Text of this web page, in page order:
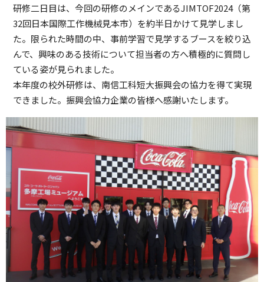
研修二日目は、今回の研修のメインであるJIMTOF2024（第
32回日本国際工作機械見本市）を約半日かけて見学しまし
た。限られた時間の中、事前学習で見学するブースを絞り込
んで、興味のある技術について担当者の方へ積極的に質問し
ている姿が見られました。
本年度の校外研修は、南信工科短大振興会の協力を得て実現
できました。振興会協力企業の皆様へ感謝いたします。